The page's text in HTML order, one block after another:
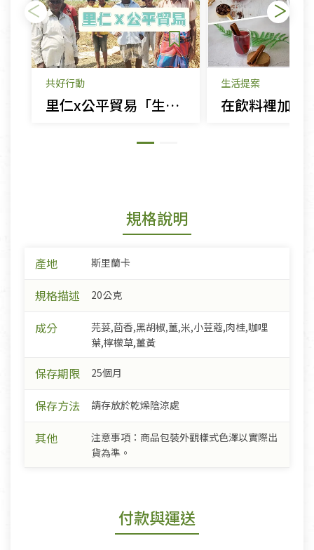
共好行動
里仁x公平貿易「生命就是應該如此美好！」
生活提案
規格說明
產地 斯里蘭卡
規格描述 20公克
成分
芫荽,茴香,黑胡椒,薑,米,小荳蔻,肉桂,咖哩
葉,檸檬草,薑黃
保存期限 25個月
保存方法 請存放於乾燥陰涼處
其他
注意事項：商品包裝外觀樣式色澤以實際出
貨為準。
付款與運送